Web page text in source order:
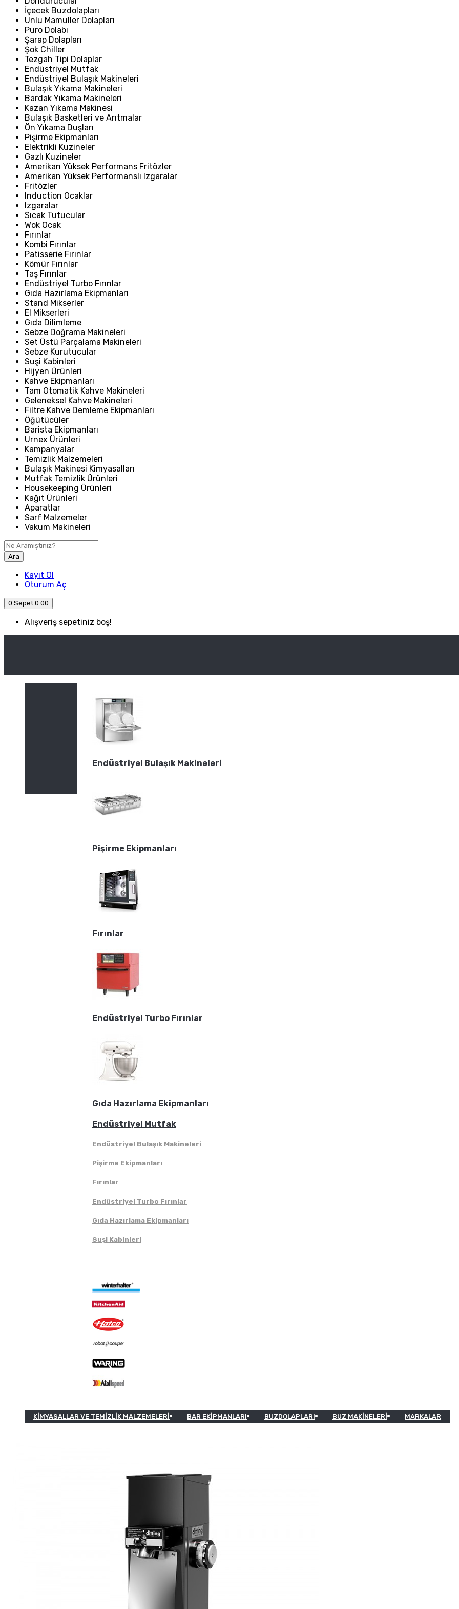
İçecek Buzdolapları
Unlu Mamuller Dolapları
Puro Dolabı
Şarap Dolapları
Şok Chiller
Tezgah Tipi Dolaplar
Endüstriyel Mutfak
Endüstriyel Bulaşık Makineleri
Bulaşık Yıkama Makineleri
Bardak Yıkama Makineleri
Kazan Yıkama Makinesi
Bulaşık Basketleri ve Arıtmalar
Ön Yıkama Duşları
Pişirme Ekipmanları
Elektrikli Kuzineler
Gazlı Kuzineler
Amerikan Yüksek Performans Fritözler
Amerikan Yüksek Performanslı Izgaralar
Fritözler
Induction Ocaklar
Izgaralar
Sıcak Tutucular
Wok Ocak
Fırınlar
Kombi Fırınlar
Patisserie Fırınlar
Kömür Fırınlar
Taş Fırınlar
Endüstriyel Turbo Fırınlar
Gıda Hazırlama Ekipmanları
Stand Mikserler
El Mikserleri
Gıda Dilimleme
Sebze Doğrama Makineleri
Set Üstü Parçalama Makineleri
Sebze Kurutucular
Suşi Kabinleri
Hijyen Ürünleri
Kahve Ekipmanları
Tam Otomatik Kahve Makineleri
Geleneksel Kahve Makineleri
Filtre Kahve Demleme Ekipmanları
Öğütücüler
Barista Ekipmanları
Urnex Ürünleri
Kampanyalar
Temizlik Malzemeleri
Bulaşık Makinesi Kimyasalları
Mutfak Temizlik Ürünleri
Housekeeping Ürünleri
Kağıt Ürünleri
Aparatlar
Sarf Malzemeler
Vakum Makineleri
Ara
Kayıt Ol
Oturum Aç
0 Sepet 0.00
Alışveriş sepetiniz boş!
Kategori
Endüstriyel Bulaşık Makineleri
Pişirme Ekipmanları
Fırınlar
Endüstriyel Turbo Fırınlar
Gıda Hazırlama Ekipmanları
Endüstriyel Mutfak
Endüstriyel Bulaşık Makineleri
Pişirme Ekipmanları
Fırınlar
Endüstriyel Turbo Fırınlar
Gıda Hazırlama Ekipmanları
Suşi Kabinleri
KIMYASALLAR VE TEMIZLIK MALZEMELERI BAR EKIPMANLARI BUZDOLAPLARI BUZ MAKINELERI MARKALAR